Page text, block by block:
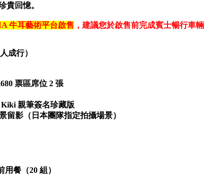
貴回憶。
牛耳藝術平台啟售 ，建議您於啟售前完成賓士暢行車
成行）
票區席位 2 張
親筆簽名珍藏版
影（日本團隊指定拍攝場景）
用餐（20 組）